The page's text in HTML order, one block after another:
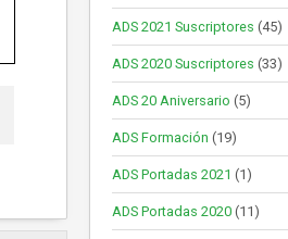
ADS 2021 Suscriptores (45)
ADS 2020 Suscriptores (33)
ADS 20 Aniversario (5)
ADS Formación (19)
ADS Portadas 2021 (1)
ADS Portadas 2020(11)